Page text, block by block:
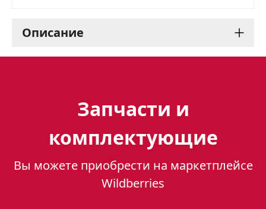
Описание
функциональность на
вашей кухне
Варочная панель Gefest 4231 К42 – это
Запчасти и
комплектующие
Вы можете приобрести на маркетплейсе
Wildberries